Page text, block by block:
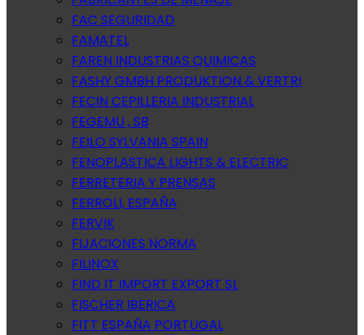
FAC SEGURIDAD
FAMATEL
FAREN INDUSTRIAS QUIMICAS
FASHY GMBH PRODUKTION & VERTRI
FECIN CEPILLERIA INDUSTRIAL
FEGEMU , SB
FEILO SYLVANIA SPAIN
FENOPLASTICA LIGHTS & ELECTRIC
FERRETERIA Y PRENSAS
FERROLI, ESPAÑA
FERVIK
FIJACIONES NORMA
FILINOX
FIND IT IMPORT EXPORT SL
FISCHER IBERICA
FITT ESPAÑA PORTUGAL